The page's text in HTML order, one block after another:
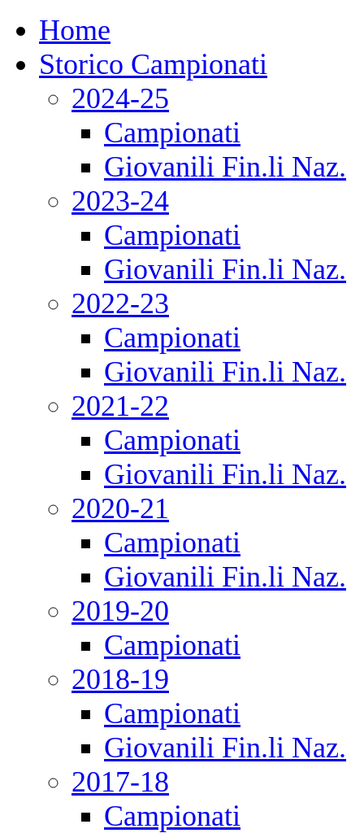
Home
Storico Campionati
2024-25
Campionati
Giovanili Fin.li Naz.
2023-24
Campionati
Giovanili Fin.li Naz.
2022-23
Campionati
Giovanili Fin.li Naz.
2021-22
Campionati
Giovanili Fin.li Naz.
2020-21
Campionati
Giovanili Fin.li Naz.
2019-20
Campionati
2018-19
Campionati
Giovanili Fin.li Naz.
2017-18
Campionati